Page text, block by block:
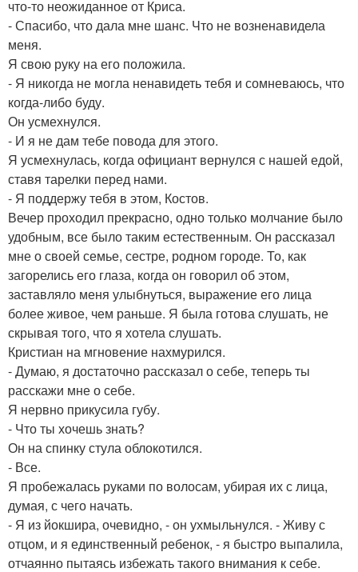
что-то неожиданное от Криса.
- Спасибо, что дала мне шанс. Что не возненавидела
меня.
Я свою руку на его положила.
- Я никогда не могла ненавидеть тебя и сомневаюсь, что
когда-либо буду.
Он усмехнулся.
- И я не дам тебе повода для этого.
Я усмехнулась, когда официант вернулся с нашей едой,
ставя тарелки перед нами.
- Я поддержу тебя в этом, Костов.
Вечер проходил прекрасно, одно только молчание было
удобным, все было таким естественным. Он рассказал
мне о своей семье, сестре, родном городе. То, как
загорелись его глаза, когда он говорил об этом,
заставляло меня улыбнуться, выражение его лица
более живое, чем раньше. Я была готова слушать, не
скрывая того, что я хотела слушать.
Кристиан на мгновение нахмурился.
- Думаю, я достаточно рассказал о себе, теперь ты
расскажи мне о себе.
Я нервно прикусила губу.
- Что ты хочешь знать?
Он на спинку стула облокотился.
- Все.
Я пробежалась руками по волосам, убирая их с лица,
думая, с чего начать.
- Я из йокшира, очевидно, - он ухмыльнулся. - Живу с
отцом, и я единственный ребенок, - я быстро выпалила,
отчаянно пытаясь избежать такого внимания к себе.